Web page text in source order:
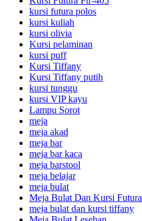
kursi futura polos
kursi kuliah
kursi olivia
Kursi pelaminan
kursi puff
Kursi Tiffany
Kursi Tiffany putih
kursi tunggu
kursi VIP kayu
Lampu Sorot
meja
meja akad
meja bar
meja bar kaca
meja barstool
meja belajar
meja bulat
Meja Bulat Dan Kursi Futura
meja bulat dan kursi tiffany